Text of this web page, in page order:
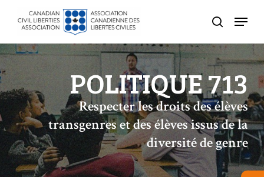
content
recherche
Menu
POLITIQUE 713
Respecter les droits des élèves
transgenres et des élèves issus de la
diversité de genre
Menu